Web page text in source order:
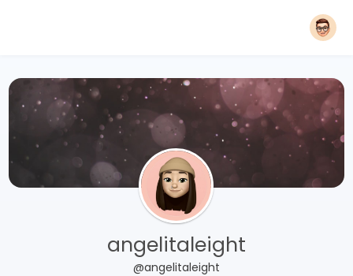
angelitaleight
@angelitaleight